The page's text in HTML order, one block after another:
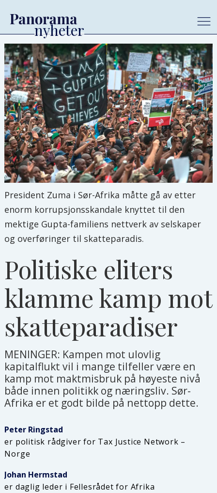
President Zuma i Sør-Afrika måtte gå av etter
enorm korrupsjonsskandale knyttet til den
mektige Gupta-familiens nettverk av selskaper
og overføringer til skatteparadis.
Politiske eliters
klamme kamp mot
skatteparadiser
MENINGER: Kampen mot ulovlig
kapitalflukt vil i mange tilfeller være en
kamp mot maktmisbruk på høyeste nivå
både innen politikk og næringsliv. Sør-
Afrika er et godt bilde på nettopp dette.
Peter Ringstad
er politisk rådgiver for Tax Justice Network –
Norge
Johan Hermstad
er daglig leder i Fellesrådet for Afrika